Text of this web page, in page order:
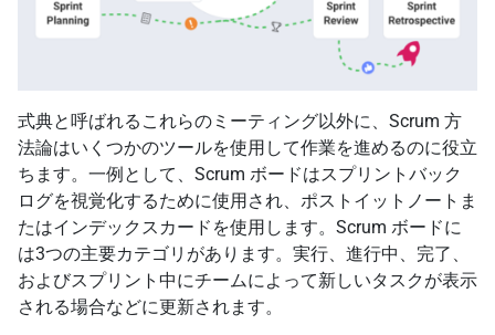
式典と呼ばれるこれらのミーティング以外に、Scrum 方
法論はいくつかのツールを使用して作業を進めるのに役立
ちます。一例として、Scrum ボードはスプリントバック
ログを視覚化するために使用され、ポストイットノートま
たはインデックスカードを使用します。Scrum ボードに
は3つの主要カテゴリがあります。実行、進行中、完了、
およびスプリント中にチームによって新しいタスクが表示
される場合などに更新されます。